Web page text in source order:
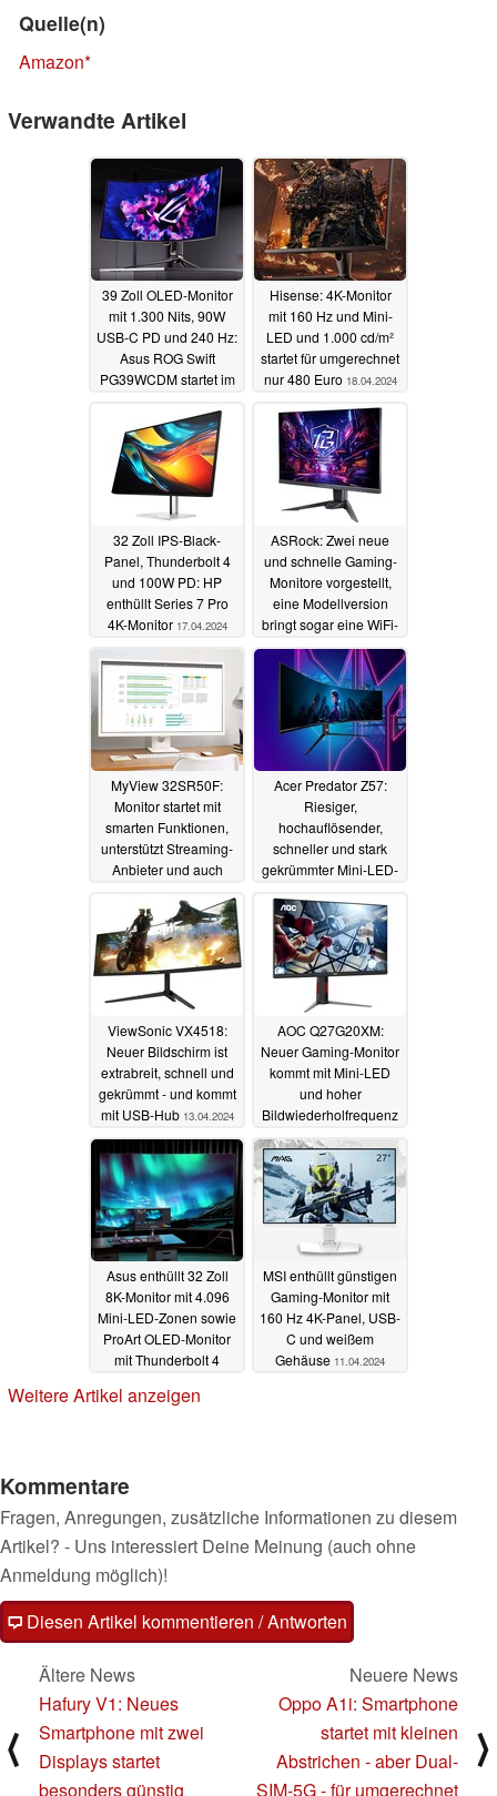
Quelle(n)
Amazon
Verwandte Artikel
39 Zoll OLED-Monitor
mit 1.300 Nits, 90W
USB-C PD und 240 Hz:
Asus ROG Swift
PG39WCDM startet im
Hisense: 4K-Monitor
mit 160 Hz und Mini-
LED und 1.000 cd/m²
startet für umgerechnet
nur 480 Euro 18.04.2024
32 Zoll IPS-Black-
Panel, Thunderbolt 4
und 100W PD: HP
enthüllt Series 7 Pro
4K-Monitor 17.04.2024
ASRock: Zwei neue
und schnelle Gaming-
Monitore vorgestellt,
eine Modellversion
bringt sogar eine WiFi-
Antenne mit17.04.2024
MyView 32SR50F:
Monitor startet mit
smarten Funktionen,
unterstützt Streaming-
Anbieter und auch
17.04.2024
Acer Predator Z57:
Riesiger,
hochauflösender,
schneller und stark
gekrümmter Mini-LED-
günstiger als erwartet
14.04.2024
ViewSonic VX4518:
Neuer Bildschirm ist
extrabreit, schnell und
gekrümmt - und kommt
mit USB-Hub 13.04.2024
AOC Q27G20XM:
Neuer Gaming-Monitor
kommt mit Mini-LED
und hoher
Bildwiederholfrequenz
13.04.2024
Asus enthüllt 32 Zoll
8K-Monitor mit 4.096
Mini-LED-Zonen sowie
ProArt OLED-Monitor
mit Thunderbolt 4
MSI enthüllt günstigen
Gaming-Monitor mit
160 Hz 4K-Panel, USB-
C und weißem
Gehäuse 11.04.2024
Weitere Artikel anzeigen
Kommentare
Fragen, Anregungen, zusätzliche Informationen zu diesem
Artikel? - Uns interessiert Deine Meinung (auch ohne
Anmeldung möglich)!
Diesen Artikel kommentieren / Antworten
⟨
Ältere News
Hafury V1: Neues
Smartphone mit zwei
Displays startet
besonders günstig
Neuere News
Oppo A1i: Smartphone
startet mit kleinen
Abstrichen - aber Dual-
SIM-5G - für umgerechnet
⟩